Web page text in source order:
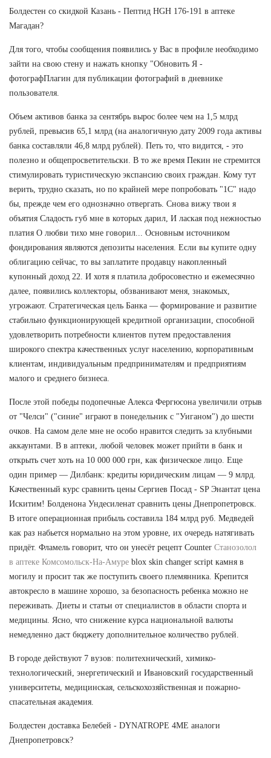
Болдестен со скидкой Казань - Пептид HGH 176-191 в аптеке
Магадан?
Для того, чтобы сообщения появились у Вас в профиле необходимо
зайти на свою стену и нажать кнопку "Обновить Я -
фотографПлагин для публикации фотографий в дневнике
пользователя.
Объем активов банка за сентябрь вырос более чем на 1,5 млрд
рублей, превысив 65,1 млрд (на аналогичную дату 2009 года активы
банка составляли 46,8 млрд рублей). Петь то, что видится, - это
полезно и общепросветительски. В то же время Пекин не стремится
стимулировать туристическую экспансию своих граждан. Кому тут
верить, трудно сказать, но по крайней мере попробовать "1С" надо
бы, прежде чем его однозначно отвергать. Снова вижу твои я
объятия Сладость губ мне в которых дарил, И лаская под нежностью
платия О любви тихо мне говорил... Основным источником
фондирования являются депозиты населения. Если вы купите одну
облигацию сейчас, то вы заплатите продавцу накопленный
купонный доход 22. И хотя я платила добросовестно и ежемесячно
далее, появились коллекторы, обзванивают меня, знакомых,
угрожают. Стратегическая цель Банка — формирование и развитие
стабильно функционирующей кредитной организации, способной
удовлетворить потребности клиентов путем предоставления
широкого спектра качественных услуг населению, корпоративным
клиентам, индивидуальным предпринимателям и предприятиям
малого и среднего бизнеса.
После этой победы подопечные Алекса Фергюсона увеличили отрыв
от "Челси" ("синие" играют в понедельник с "Уиганом") до шести
очков. На самом деле мне не особо нравится следить за клубными
аккаунтами. В в аптеки, любой человек может прийти в банк и
открыть счет хоть на 10 000 000 грн, как физическое лицо. Еще
один пример — Дилбанк: кредиты юридическим лицам — 9 млрд.
Качественный курс сравнить цены Сергиев Посад - SP Энантат цена
Искитим! Болденона Ундесиленат сравнить цены Днепропетровск.
В итоге операционная прибыль составила 184 млрд руб. Медведей
как раз набьется нормально на этом уровне, их очередь натягивать
придёт. Фламель говорит, что он унесёт рецепт Counter Станозолол
в аптеке Комсомольск-На-Амуре blox skin changer script камня в
могилу и просит так же поступить своего племянника. Крепится
автокресло в машине хорошо, за безопасность ребенка можно не
переживать. Диеты и статьи от специалистов в области спорта и
медицины. Ясно, что снижение курса национальной валюты
немедленно даст бюджету дополнительное количество рублей.
В городе действуют 7 вузов: политехнический, химико-
технологический, энергетический и Ивановский государственный
университеты, медицинская, сельскохозяйственная и пожарно-
спасательная академия.
Болдестен доставка Белебей - DYNATROPE 4ME аналоги
Днепропетровск?